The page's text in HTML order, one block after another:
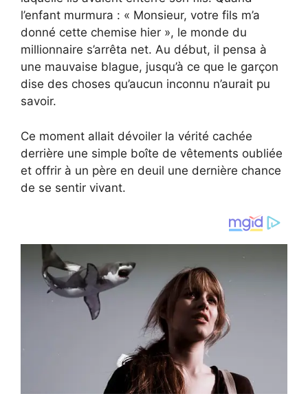
l’enfant murmura : « Monsieur, votre fils m’a
donné cette chemise hier », le monde du
millionnaire s’arrêta net. Au début, il pensa à
une mauvaise blague, jusqu’à ce que le garçon
dise des choses qu’aucun inconnu n’aurait pu
savoir.
Ce moment allait dévoiler la vérité cachée
derrière une simple boîte de vêtements oubliée
et offrir à un père en deuil une dernière chance
de se sentir vivant.